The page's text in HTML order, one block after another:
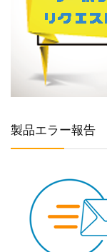
製品エラー報告